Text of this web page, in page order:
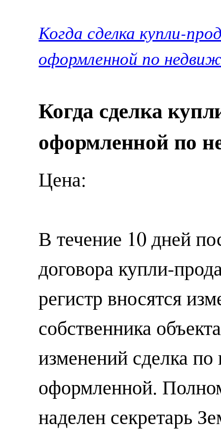
Когда сделка купли-
оформленной по
Когда сделка
оформленной по
Цена:
В течение 10 дней
договора купли-
регистр вносятся
собственника
изменений сделка по
оформленной.
наделен секретарь